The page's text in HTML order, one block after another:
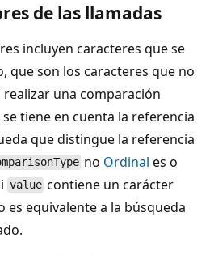
de las llamadas
incluyen caracteres que se
que son los caracteres que no
una comparación
tiene en cuenta la referencia
que distingue la referencia
no Ordinal es o
value contiene un carácter
es equivalente a la búsqueda